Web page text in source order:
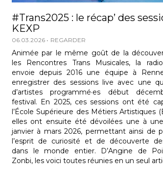
#Trans2025 : le récap’ des
KEXP
06.03.2026 REGARDER
Animée par le même goût de la
les Rencontres Trans Musicales, la
envoie depuis 2016 une équipe à
enregistrer des sessions live avec une
d’artistes programmé·es début
festival. En 2025, ces sessions ont été
l’École Supérieure des Métiers Artistiques
elles ont ensuite été dévoilées une à
janvier à mars 2026, permettant ainsi de
l’esprit de curiosité et de découverte
dans le monde entier. D’Angine de
Zonbi, les voici toutes réunies en un seul